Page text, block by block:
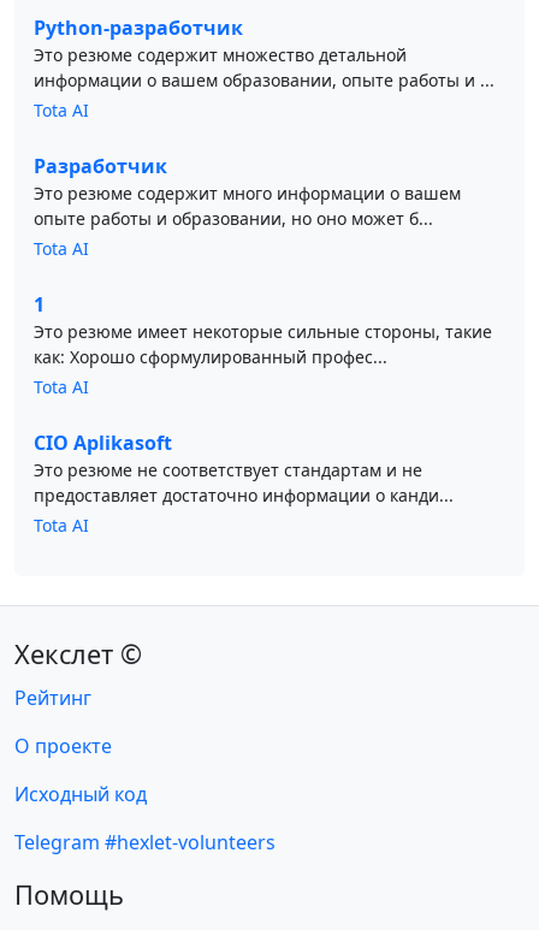
Python-разработчик
Это резюме содержит множество детальной
информации о вашем образовании, опыте работы и ...
Tota AI
Разработчик
Это резюме содержит много информации о вашем
опыте работы и образовании, но оно может б...
Tota AI
1
Это резюме имеет некоторые сильные стороны, такие
как: Хорошо сформулированный профес...
Tota AI
CIO Aplikasoft
Это резюме не соответствует стандартам и не
предоставляет достаточно информации о канди...
Tota AI
Хекслет ©
Рейтинг
О проекте
Исходный код
Telegram #hexlet-volunteers
Помощь